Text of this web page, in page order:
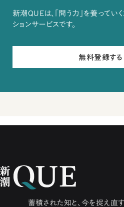
新潮QUEは、「問う力」を養ってい
ションサービスです。
無料登録する
蓄積された知と、今を捉え直